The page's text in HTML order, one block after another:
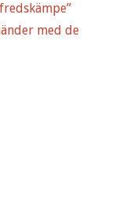
med de